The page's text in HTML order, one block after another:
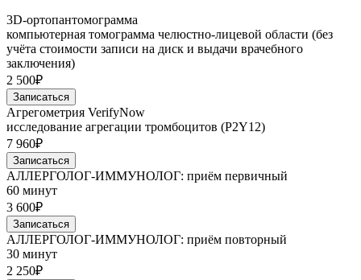
3D-ортопантомограмма
компьютерная томограмма челюстно-лицевой области (без
учёта стоимости записи на диск и выдачи врачебного
заключения)
2 500₽
Записаться
Агрегометрия VerifyNow
исследование агрегации тромбоцитов (P2Y12)
7 960₽
Записаться
АЛЛЕРГОЛОГ-ИММУНОЛОГ: приём первичный
60 минут
3 600₽
Записаться
АЛЛЕРГОЛОГ-ИММУНОЛОГ: приём повторный
30 минут
2 250₽